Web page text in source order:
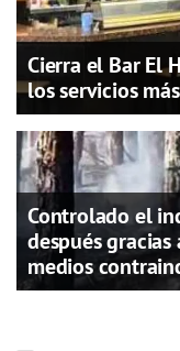
Cierra el Bar El
los servicios
Controlado el
después
medios